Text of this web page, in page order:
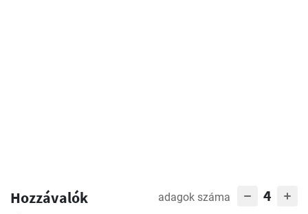
Hozzávalók adagok száma 4